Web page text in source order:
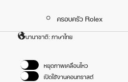
ครอบครัว Rolex
นานาชาติ: ภาษาไทย
หยุดภาพเคลื่อนไหว
เปิดใช้งานคอนทราสต์